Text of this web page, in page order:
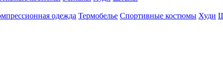
одежда Термобелье Спортивные костюмы Худи